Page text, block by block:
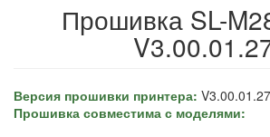
Прошивка SL-
Версия прошивки принтера: V3.00.01.27
Прошивка совместима с моделями: